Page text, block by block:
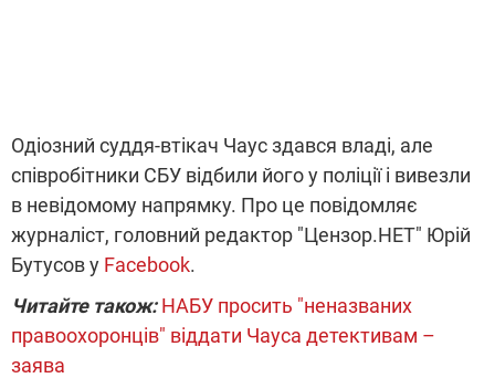
Одіозний суддя-втікач Чаус здався владі, але
співробітники СБУ відбили його у поліції і вивезли
в невідомому напрямку. Про це повідомляє
журналіст, головний редактор "Цензор.НЕТ" Юрій
Бутусов у Facebook.
Читайте також: НАБУ просить "неназваних
правоохоронців" віддати Чауса детективам –
заява